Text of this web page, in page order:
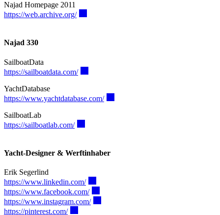
Najad Homepage 2011
https://web.archive.org/
Najad 330
SailboatData
https://sailboatdata.com/
YachtDatabase
https://www.yachtdatabase.com/
SailboatLab
https://sailboatlab.com/
Yacht-Designer & Werftinhaber
Erik Segerlind
https://www.linkedin.com/
https://www.facebook.com/
https://www.instagram.com/
https://pinterest.com/